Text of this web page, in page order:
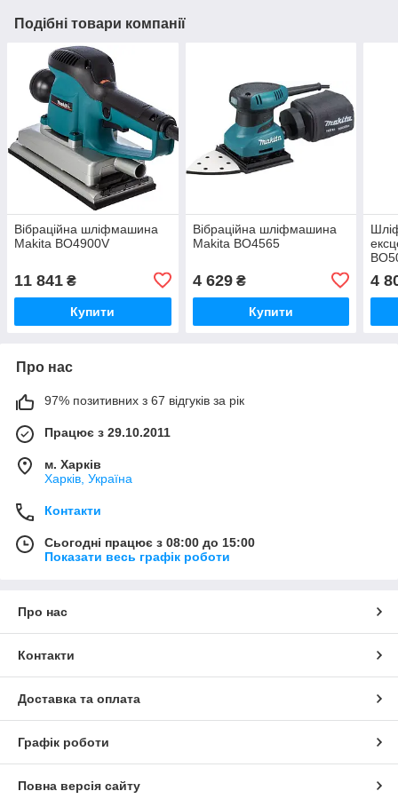
Подібні товари компанії
Вібраційна шліфмашина
Makita BO4900V
11 841 ₴
Купити
Вібраційна шліфмашина
Makita BO4565
4 629₴
Купити
4
Про нас
97% позитивних з 67 відгуків за рік
Працює з 29.10.2011
м. Харків
Харків, Україна
Контакти
Сьогодні працює з 08:00 до 15:00
Показати весь графік роботи
Про нас
Контакти
Доставка та оплата
Графік роботи
Повна версія сайту